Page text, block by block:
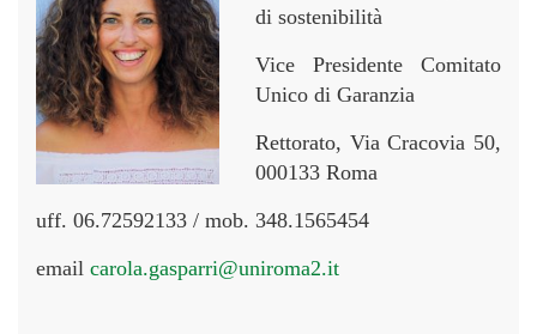
di sostenibilità
Vice Presidente Comitato
Unico di Garanzia
Rettorato, Via Cracovia 50,
000133 Roma
uff. 06.72592133 / mob. 348.1565454
email carola.gasparri@uniroma2.it